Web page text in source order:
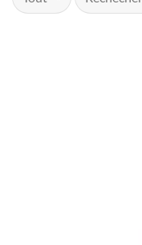
pour :